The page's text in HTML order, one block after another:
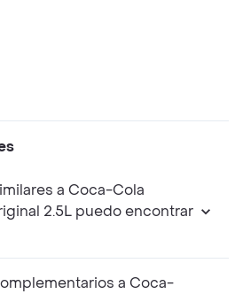
a Coca-Cola
2.5L puedo encontrar
a Coca-